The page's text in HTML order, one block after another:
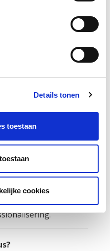
Details tonen
toestaan
cookies
of je kennis
voor (aankomend)
certificaat
in het BVNT2-
en masterclasses